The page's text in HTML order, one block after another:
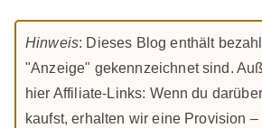
Hinweis: Dieses Blog enthält
"Anzeige" gekennzeichnet sind.
hier Affiliate-Links: Wenn du
kaufst, erhalten wir eine Provision